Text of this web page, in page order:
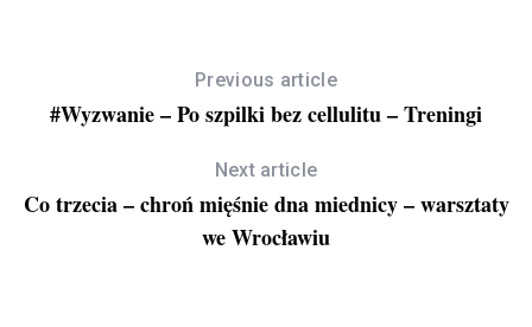
Previous article
#Wyzwanie – Po szpilki bez cellulitu – Treningi
Next article
Co trzecia – chroń mięśnie dna miednicy – warsztaty
we Wrocławiu